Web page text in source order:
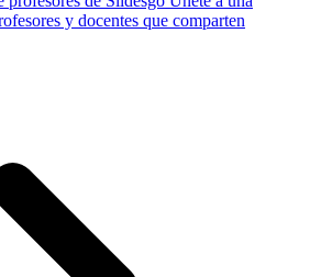
y docentes que comparten